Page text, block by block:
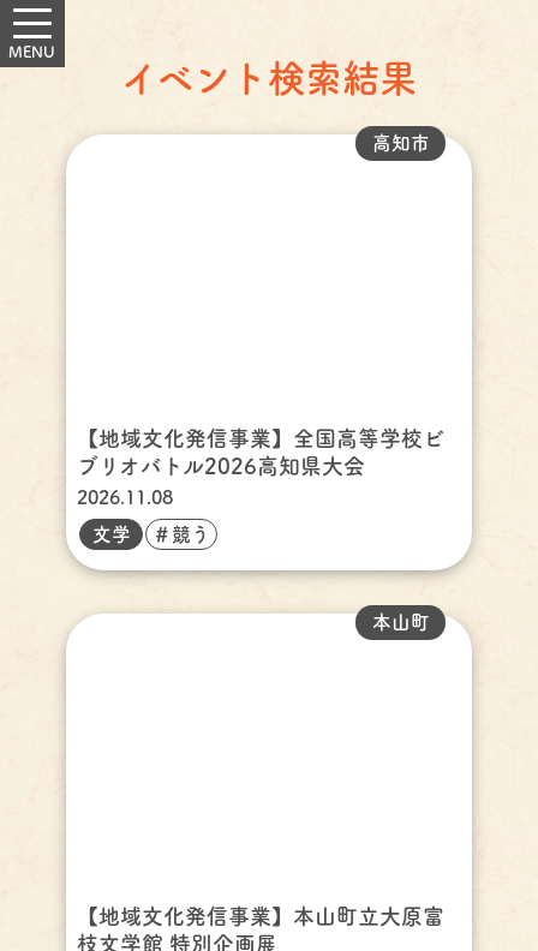
イベント検索結果
【地域文化発信事業】全国高等学校ビ
ブリオバトル2026高知県大会
高知市
2026.11.08
文学
＃競う
【地域文化発信事業】本山町立大原富
枝文学館 特別企画展
本山町